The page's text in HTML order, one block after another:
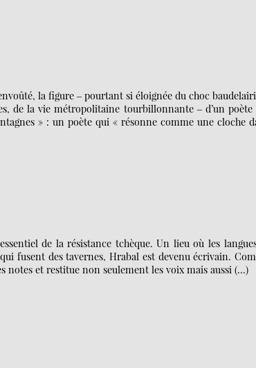
la figure ‒ pourtant si éloignée du choc
de la vie métropolitaine tourbillonnante ‒ d’un poète
» : un poète qui « résonne comme une cloche
de la résistance tchèque. Un lieu où les
fusent des tavernes, Hrabal est devenu écrivain.
notes et restitue non seulement les voix mais aussi (…)